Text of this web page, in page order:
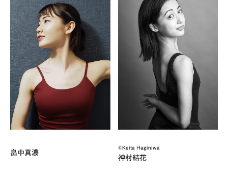
畠中真濃
©Keita Haginiwa
神村結花